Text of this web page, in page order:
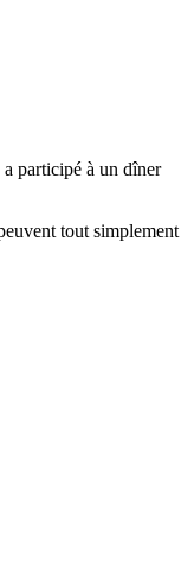
participé à un dîner
tout simplement